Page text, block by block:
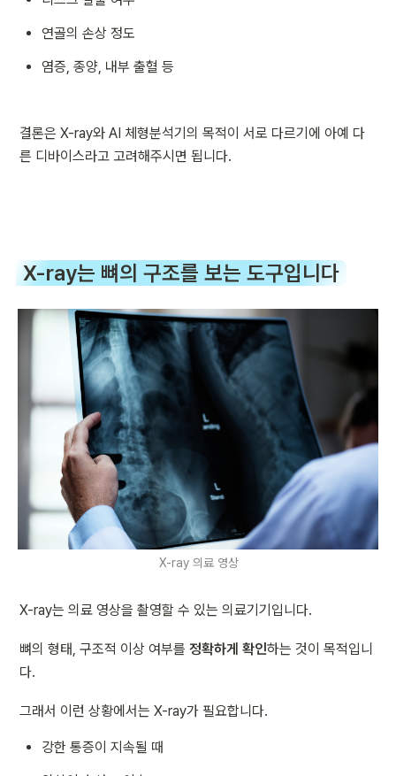
연골의 손상 정도
염증, 종양, 내부 출혈 등
결론은 X-ray와 AI 체형분석기의 목적이 서로 다르기에 아예 다
른 디바이스라고 고려해주시면 됩니다.
X-ray는 뼈의 구조를 보는 도구입니다
X-ray 의료 영상
X-ray는 의료 영상을 촬영할 수 있는 의료기기입니다.
뼈의 형태, 구조적 이상 여부를 정확하게 확인하는 것이 목적입니
다.
그래서 이런 상황에서는 X-ray가 필요합니다.
강한 통증이 지속될 때